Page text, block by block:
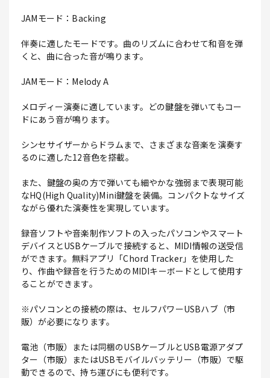
JAMモード：Backing
伴奏に適したモードです。曲のリズムに合わせて和音を弾
くと、曲に合った音が鳴ります。
JAMモード：Melody A
メロディー演奏に適しています。どの鍵盤を弾いてもコー
ドにあう音が鳴ります。
シンセサイザーからドラムまで、さまざまな音楽を演奏す
るのに適した12音色を搭載。
また、鍵盤の奥の方で弾いても細やかな強弱まで表現可能
なHQ(High Quality)Mini鍵盤を装備。コンパクトなサイズ
ながら優れた演奏性を実現しています。
録音ソフトや音楽制作ソフトの入ったパソコンやスマート
デバイスとUSBケーブルで接続すると、MIDI情報の送受信
ができます。無料アプリ「Chord Tracker」を使用した
り、作曲や録音を行うためのMIDIキーボードとして使用す
ることができます。
※パソコンとの接続の際は、セルフパワーUSBハブ（市
販）が必要になります。
電池（市販）または同梱のUSBケーブルとUSB電源アダプ
ター（市販）またはUSBモバイルバッテリー（市販）で駆
動できるので、持ち運びにも便利です。